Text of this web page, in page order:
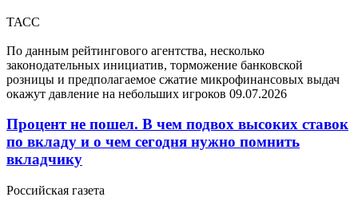
ТАСС
По данным рейтингового агентства, несколько
законодательных инициатив, торможение банковской
розницы и предполагаемое сжатие микрофинансовых выдач
окажут давление на небольших игроков 09.07.2026
Процент не пошел. В чем подвох высоких ставок
по вкладу и о чем сегодня нужно помнить
вкладчику
Российская газета